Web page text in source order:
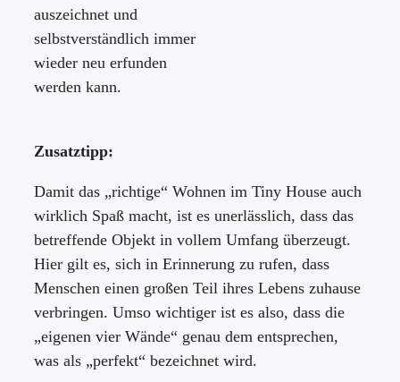
auszeichnet und
selbstverständlich immer
wieder neu erfunden
werden kann.
Zusatztipp:
Damit das „richtige“ Wohnen im Tiny House auch
wirklich Spaß macht, ist es unerlässlich, dass das
betreffende Objekt in vollem Umfang überzeugt.
Hier gilt es, sich in Erinnerung zu rufen, dass
Menschen einen großen Teil ihres Lebens zuhause
verbringen. Umso wichtiger ist es also, dass die
„eigenen vier Wände“ genau dem entsprechen,
was als „perfekt“ bezeichnet wird.